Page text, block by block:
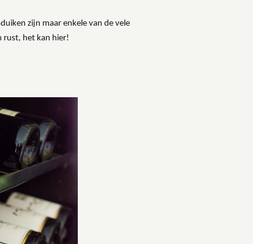
zijn maar enkele van de vele
rust, het kan hier!